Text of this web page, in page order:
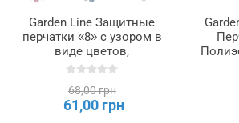
Garden Line Защитные
перчатки «8» с узором в
виде цветов,
изготовленные из
полиуретаном., IDA6942
68,00 грн
61,00 грн